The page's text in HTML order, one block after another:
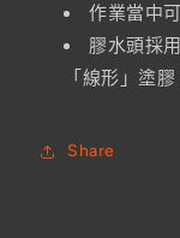
量
減
少
作業當中
膠水頭採
「線形」塗
Share